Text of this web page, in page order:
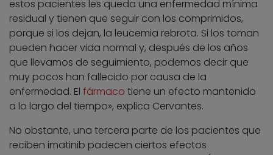
estos pacientes les queda una enfermedad mínima
residual y tienen que seguir con los comprimidos,
porque si los dejan, la leucemia rebrota. Si los toman
pueden hacer vida normal y, después de los años
que llevamos de seguimiento, podemos decir que
muy pocos han fallecido por causa de la
enfermedad. El fármaco tiene un efecto mantenido
a lo largo del tiempo», explica Cervantes.
No obstante, una tercera parte de los pacientes que
reciben imatinib padecen ciertos efectos